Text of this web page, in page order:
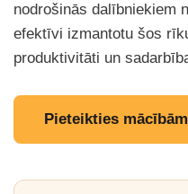
nodrošinās dalībniekiem
efektīvi izmantotu šos
produktivitāti un
Pieteikties mācībām